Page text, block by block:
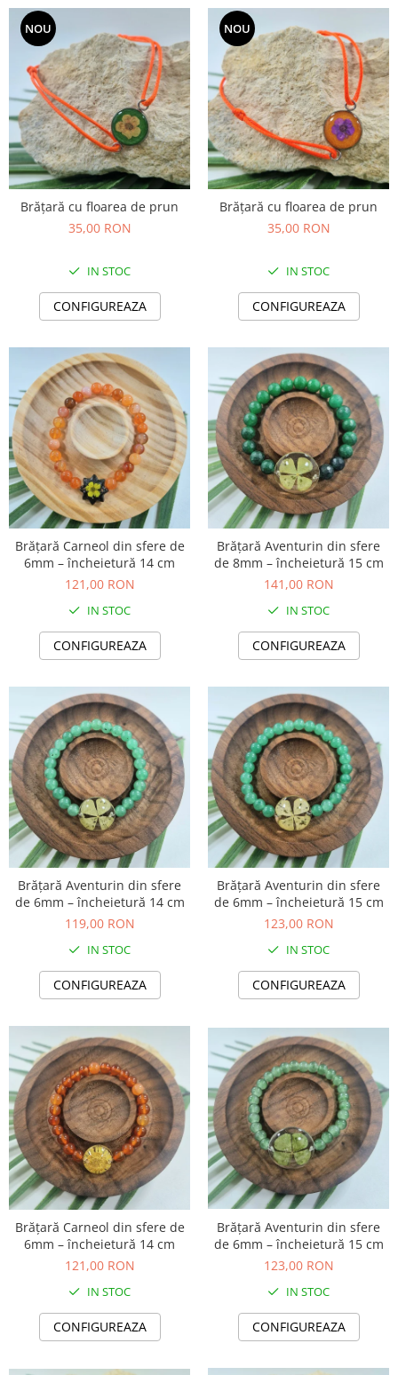
NOU
Brățară cu floarea de prun
35,00 RON
IN STOC
CONFIGUREAZA
NOU
Brățară cu floarea de prun
35,00 RON
IN STOC
CONFIGUREAZA
Brățară Carneol din sfere de
6mm – încheietură 14 cm
121,00 RON
IN STOC
CONFIGUREAZA
Brățară Aventurin din sfere
de 8mm – încheietură 15 cm
141,00 RON
IN STOC
CONFIGUREAZA
Brățară Aventurin din sfere
de 6mm – încheietură 14 cm
119,00 RON
IN STOC
CONFIGUREAZA
Brățară Aventurin din sfere
de 6mm – încheietură 15 cm
123,00 RON
IN STOC
CONFIGUREAZA
Brățară Carneol din sfere de
6mm – încheietură 14 cm
121,00 RON
IN STOC
CONFIGUREAZA
Brățară Aventurin din sfere
de 6mm – încheietură 15 cm
123,00 RON
IN STOC
CONFIGUREAZA